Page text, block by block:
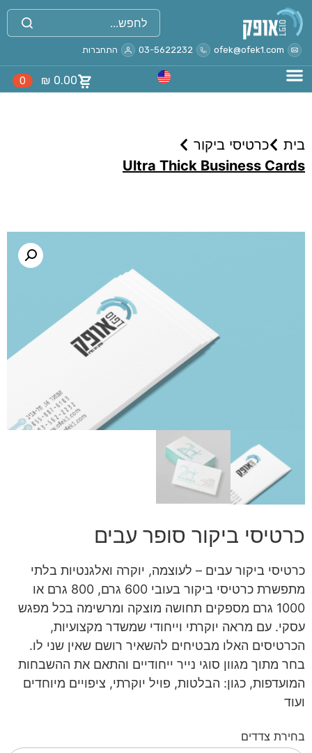
ofek@ofek1.com
03-5622232 התחברות
₪ 0.00
0
בית
כרטיסי ביקור
Ultra Thick Business Cards
כרטיסי ביקור סופר עבים
כרטיסי ביקור עבים – לעוצמה, יוקרה ואלגנטיות בלתי
מתפשרת כרטיסי ביקור בעובי 600 גרם, 800 גרם או
1000 גרם מספקים תחושה מוצקה ומרשימה בכל מפגש
עסקי. עם מראה יוקרתי וייחודי שמשדר מקצועיות,
הכרטיסים האלו מבטיחים להשאיר רושם שאין שני לו.
בחר מתוך מגוון סוגי נייר ייחודיים והתאם את ההשבחות
המועדפות, כגון: הבלטות, פויל יוקרתי, ציפויים מיוחדים
ועוד
בחירת צדדים